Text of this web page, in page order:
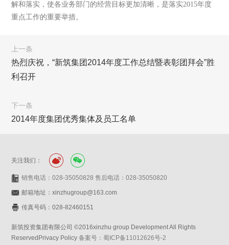
解和落实，使各业务部门的经营目标更加清晰，是落实2015年度
重点工作的重要举措。
上一条
热烈庆祝，“新筑集团2014年度工作总结暨表彰团拜会”胜
利召开
下一条
2014年度集团优秀集体及员工名单
关注我们：
销售电话：028-35050828 售后电话：028-35050820
邮箱地址：xinzhugroup@163.com
传真号码：028-82460151
新筑投资集团有限公司 ©2016xinzhu group Development All Rights
ReservedPrivacy Policy备案号：蜀ICP备11012626号-2